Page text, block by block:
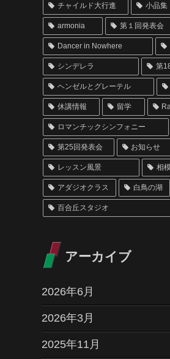
チャイルド大行進 小品集
armonia 第１回発表会
Dancer in Nowhere
シンデレラ 第
ヘンゼルとグレーテル
休講情報 留学
ロマンチックシンフォニー
第25回発表会 お知らせ
レッスン風景 相
アダジオクラス 白鳥の湖
百合丘スタジオ
アーカイブ
2026年6月
2026年3月
2025年11月